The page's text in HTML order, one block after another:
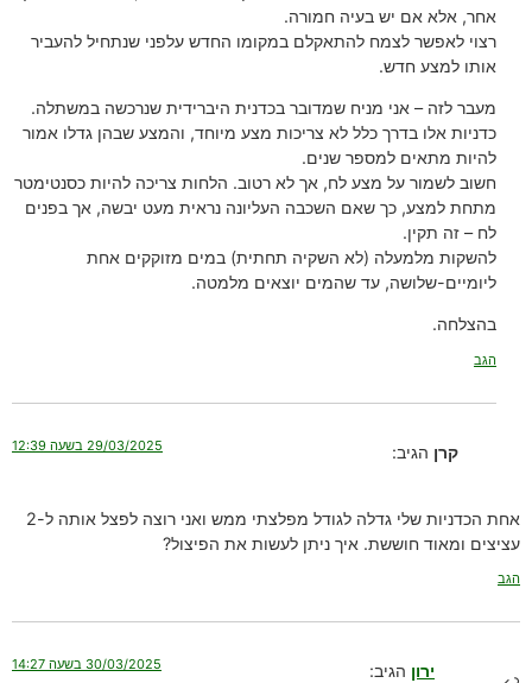
אחר, אלא אם יש בעיה חמורה.
רצוי לאפשר לצמח להתאקלם במקומו החדש עלפני שנתחיל להעביר
אותו למצע חדש.
מעבר לזה – אני מניח שמדובר בכדנית היברידית שנרכשה במשתלה.
כדניות אלו בדרך כלל לא צריכות מצע מיוחד, והמצע שבהן גדלו אמור
להיות מתאים למספר שנים.
חשוב לשמור על מצע לח, אך לא רטוב. הלחות צריכה להיות כסנטימטר
מתחת למצע, כך שאם השכבה העליונה נראית מעט יבשה, אך בפנים
לח – זה תקין.
להשקות מלמעלה (לא השקיה תחתית) במים מזוקקים אחת
ליומיים-שלושה, עד שהמים יוצאים מלמטה.
בהצלחה.
הגב
קרן הגיב: 29/03/2025 בשעה 12:39
אחת הכדניות שלי גדלה לגודל מפלצתי ממש ואני רוצה לפצל אותה ל-2
עציצים ומאוד חוששת. איך ניתן לעשות את הפיצול?
הגב
ירון הגיב: 30/03/2025 בשעה 14:27